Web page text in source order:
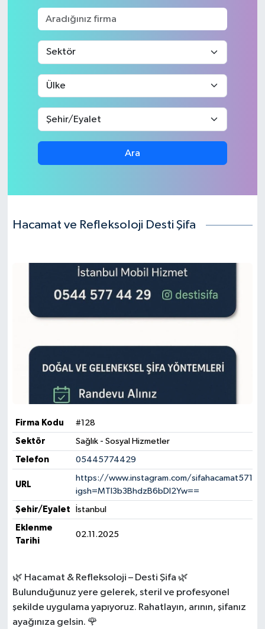
Ara
Hacamat ve Refleksoloji Desti Şifa
Firma Kodu #128
Sektör Sağlık - Sosyal Hizmetler
Telefon 05445774429
URL
https://www.instagram.com/sifahacamat571?
igsh=MTI3b3BhdzB6bDI2Yw==
Şehir/Eyalet İstanbul
Eklenme
Tarihi
02.11.2025
🌿 Hacamat & Refleksoloji – Desti Şifa 🌿
Bulunduğunuz yere gelerek, steril ve profesyonel
şekilde uygulama yapıyoruz. Rahatlayın, arının, şifanız
ayağınıza gelsin. 🌹
ÖZEL HABER
SAĞLIK
SPOR
TARİH
TASAVVUF